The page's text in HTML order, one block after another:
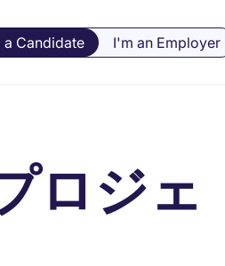
a Candidate I'm an Employer
ロジェ